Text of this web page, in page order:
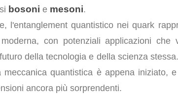
bosoni e mesoni​.
l'entanglement quantistico nei quark
con potenziali applicazioni
della tecnologia e della scienza
meccanica quantistica è appena iniziato,
ancora più sorprendenti.